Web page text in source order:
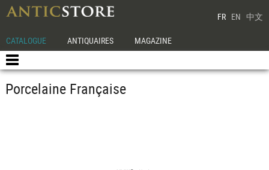
FR EN 中文
CATALOGUE ANTIQUAIRES MAGAZINE
Porcelaine Française